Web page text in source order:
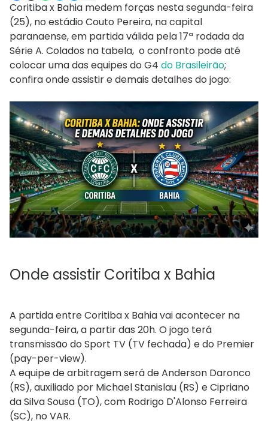
Coritiba x Bahia medem forças nesta segunda-feira
(25), no estádio Couto Pereira, na capital
paranaense, em partida válida pela 17ª rodada da
Série A. Colados na tabela, o confronto pode até
colocar uma das equipes do G4 do Brasileirão;
confira onde assistir e demais detalhes do jogo:
Onde assistir Coritiba x Bahia
A partida entre Coritiba x Bahia vai acontecer na
segunda-feira, a partir das 20h. O jogo terá
transmissão do Sport TV (TV fechada) e do Premier
(pay-per-view).
A equipe de arbitragem será de Anderson Daronco
(RS), auxiliado por Michael Stanislau (RS) e Cipriano
da Silva Sousa (TO), com Rodrigo D'Alonso Ferreira
(SC), no VAR.